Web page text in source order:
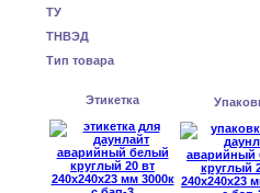
ТУ
ТНВЭД
Тип товара
Этикетка